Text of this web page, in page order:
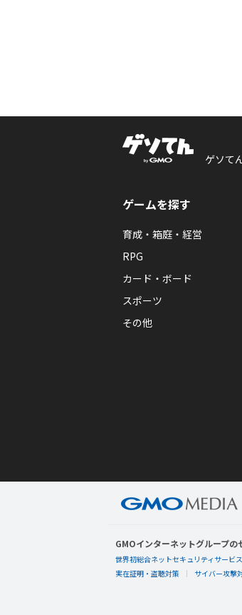
ゲソて
ゲームを探す
育成・箱庭・経営
RPG
カード・ボード
スポーツ
その他
GMOインターネットグループの
世界初総合ネットセキュリティサービ
実在証明・盗聴対策
サイバー攻撃